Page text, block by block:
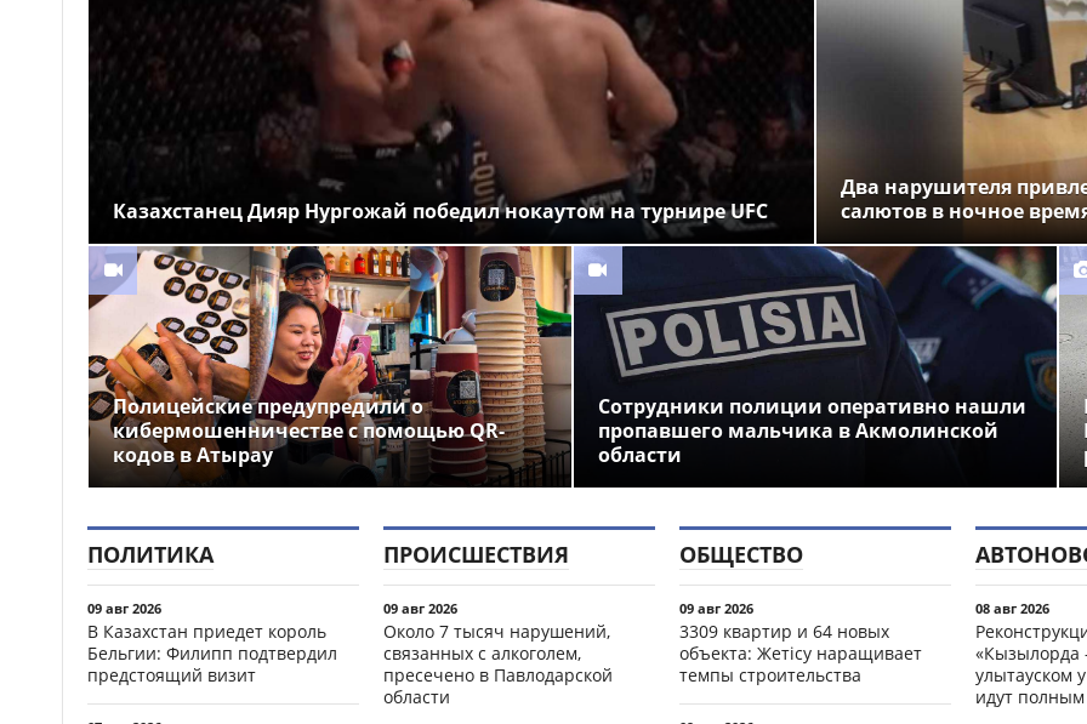
на аварийно опасных участках
в Алматинской области
13:55
На БАКАД изменен
порядок оплаты проезда: для
добросовестных
пользователей стоимость
остается прежней
13:34
Легендарные игры и
приготовили для гостей Comic
Con Astana 2026
Казахстанец Дияр Нургожай победил нокаутом на турнире UFC
Два нарушителя
салютов в ночное
Полицейские предупредили о
кибермошенничестве с помощью QR-
кодов в Атырау
Сотрудники полиции оперативно нашли
пропавшего мальчика в Акмолинской
области
ПОЛИТИКА
09 авг 2026
В Казахстан приедет король
Бельгии: Филипп подтвердил
предстоящий визит
ПРОИСШЕСТВИЯ
09 авг 2026
Около 7 тысяч нарушений,
связанных с алкоголем,
пресечено в Павлодарской
области
ОБЩЕСТВО
09 авг 2026
3309 квартир и 64 новых
объекта: Жетісу наращивает
темпы строительства
08 авг 2026
«Кызылорда
улытауском
идут